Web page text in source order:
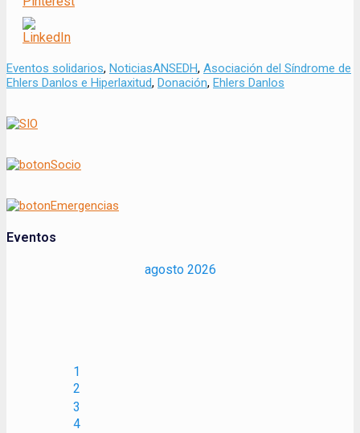
Categorías
Eventos solidarios, NoticiasTags
ANSEDH, Asociación del Síndrome de
Ehlers Danlos e Hiperlaxitud, Donación, Ehlers Danlos
Navegación
de
entradas
Eventos
agosto 2026
1
2
3
4